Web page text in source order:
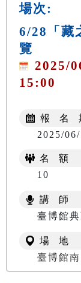
場次:
6/28「藏
覽
2025/
15:00
報 名
2025/
名 額
10
講 師
臺博館
場 地
臺博館